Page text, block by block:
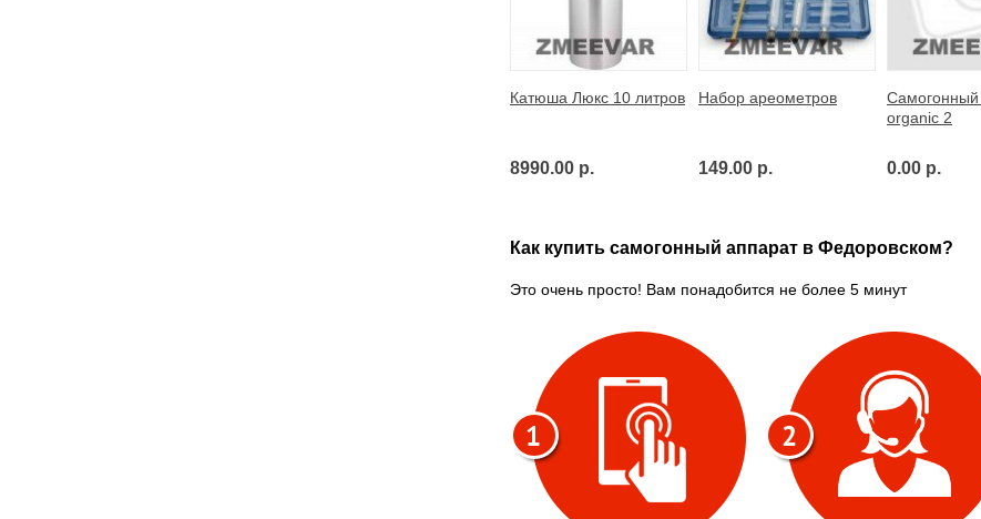
Катюша Люкс 10 литров
8990.00 р.
Набор ареометров
149.00 р.
Самогонный
organic 2
0.00 р.
Как купить самогонный аппарат в Федоровском?
Это очень просто! Вам понадобится не более 5 минут